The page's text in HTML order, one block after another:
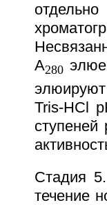
А280
Tris-HCl
ступеней
Стадия
течение